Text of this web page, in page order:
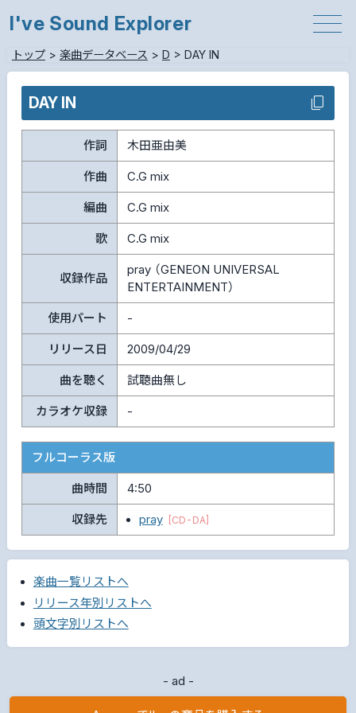
I've Sound Explorer
トップ> 楽曲データベース > D > DAY IN
DAY IN
作詞 木田亜由美
作曲 C.G mix
編曲 C.G mix
歌 C.G mix
収録作品
pray （GENEON UNIVERSAL
ENTERTAINMENT）
使用パート -
リリース日 2009/04/29
曲を聴く 試聴曲無し
カラオケ収録 -
フルコーラス版
曲時間 4:50
収録先 pray [CD-DA]
楽曲一覧リストへ
リリース年別リストへ
頭文字別リストへ
- ad -